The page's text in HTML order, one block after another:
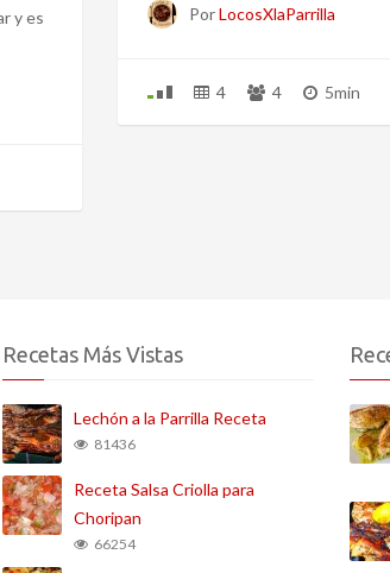
y es
PorLocosXlaParrilla
4 4 5min
Recetas Más Vistas
Lechón a la Parrilla Receta
81436
Receta Salsa Criolla para
Choripan
66254